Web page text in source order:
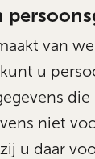
van
u
niet
u daar